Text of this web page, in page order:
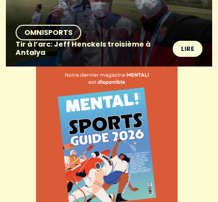
OMNISPORTS
Tir à l’arc: Jeff Henckels troisième à
Antalya
LIRE